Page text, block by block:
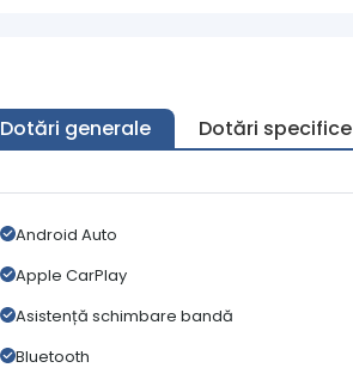
Dotări generale Dotări specifice
Android Auto
Apple CarPlay
Asistență schimbare bandă
Bluetooth